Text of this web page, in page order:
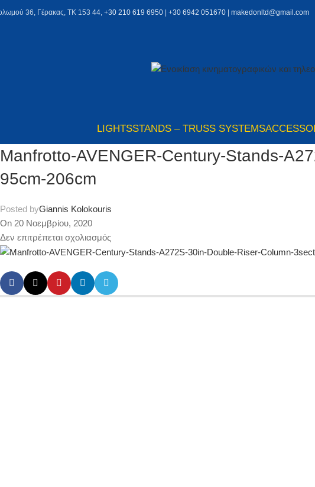
36, Γέρακας, ΤΚ 153 44, +30 210 619 6950 | +30 6942 051670 makedonltd@gmail.com
LIGHTSSTANDS – TRUSS SYSTEMS
Manfrotto-AVENGER-Century-Stands-
95cm-206cm
Posted byGiannis Kolokouris
On 20 Νοεμβρίου, 2020
Δεν επιτρέπεται σχολιασμός